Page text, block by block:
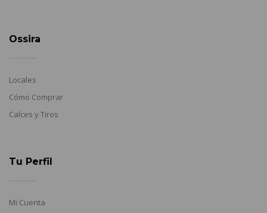
Ossira
Locales
Cómo Comprar
Calces y Tiros
Tu Perfil
Mi Cuenta